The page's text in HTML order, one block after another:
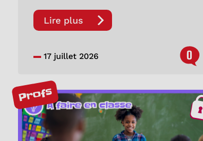
Lire plus
17 juillet 2026 0
Profs